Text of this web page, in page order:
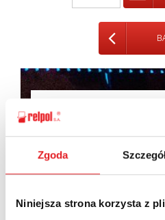
Zgoda
Niniejsza strona korzysta z
Ask for the
Name: *
Email: *